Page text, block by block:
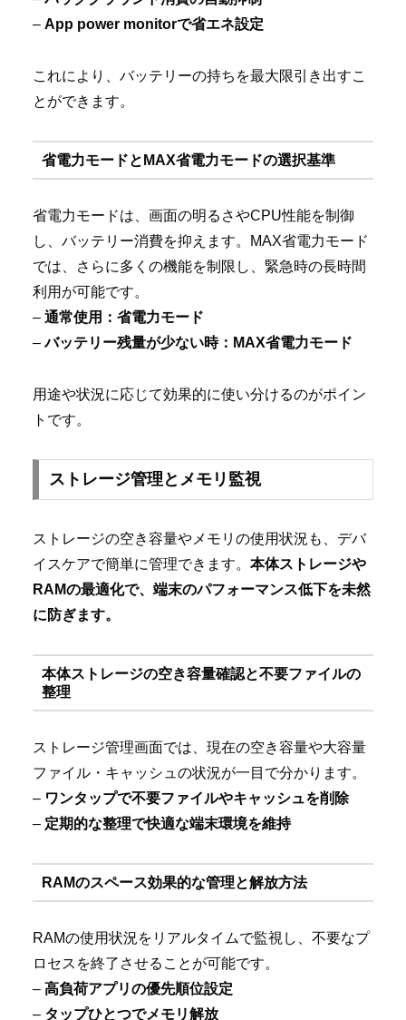
– App power monitorで省エネ設定
これにより、バッテリーの持ちを最大限引き出すこ
とができます。
省電力モードとMAX省電力モードの選択基準
省電力モードは、画面の明るさやCPU性能を制御
し、バッテリー消費を抑えます。MAX省電力モード
では、さらに多くの機能を制限し、緊急時の長時間
利用が可能です。
– 通常使用：省電力モード
–バッテリー残量が少ない時：MAX省電力モード
用途や状況に応じて効果的に使い分けるのがポイン
トです。
ストレージ管理とメモリ監視
ストレージの空き容量やメモリの使用状況も、デバ
イスケアで簡単に管理できます。 本体ストレージや
RAMの最適化で、端末のパフォーマンス低下を未然
に防ぎます。
本体ストレージの空き容量確認と不要ファイルの
整理
ストレージ管理画面では、現在の空き容量や大容量
ファイル・キャッシュの状況が一目で分かります。
– ワンタップで不要ファイルやキャッシュを削除
– 定期的な整理で快適な端末環境を維持
RAMのスペース効果的な管理と解放方法
RAMの使用状況をリアルタイムで監視し、不要なプ
ロセスを終了させることが可能です。
– 高負荷アプリの優先順位設定
– タップひとつでメモリ解放